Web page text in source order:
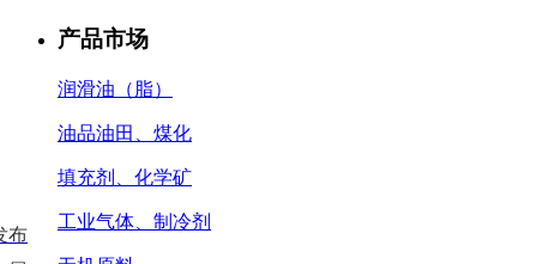
产品市场
润滑油（脂）
油品油田、煤化
填充剂、化学矿
工业气体、制冷剂
布